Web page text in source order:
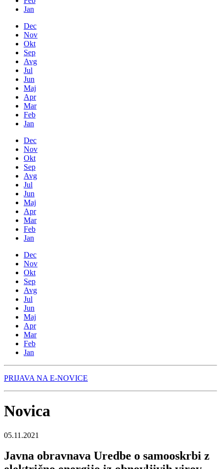
Jan
Dec
Nov
Okt
Sep
Avg
Jul
Jun
Maj
Apr
Mar
Feb
Jan
Dec
Nov
Okt
Sep
Avg
Jul
Jun
Maj
Apr
Mar
Feb
Jan
Dec
Nov
Okt
Sep
Avg
Jul
Jun
Maj
Apr
Mar
Feb
Jan
PRIJAVA NA E-NOVICE
Novica
05.11.2021
Javna obravnava Uredbe o samooskrbi z